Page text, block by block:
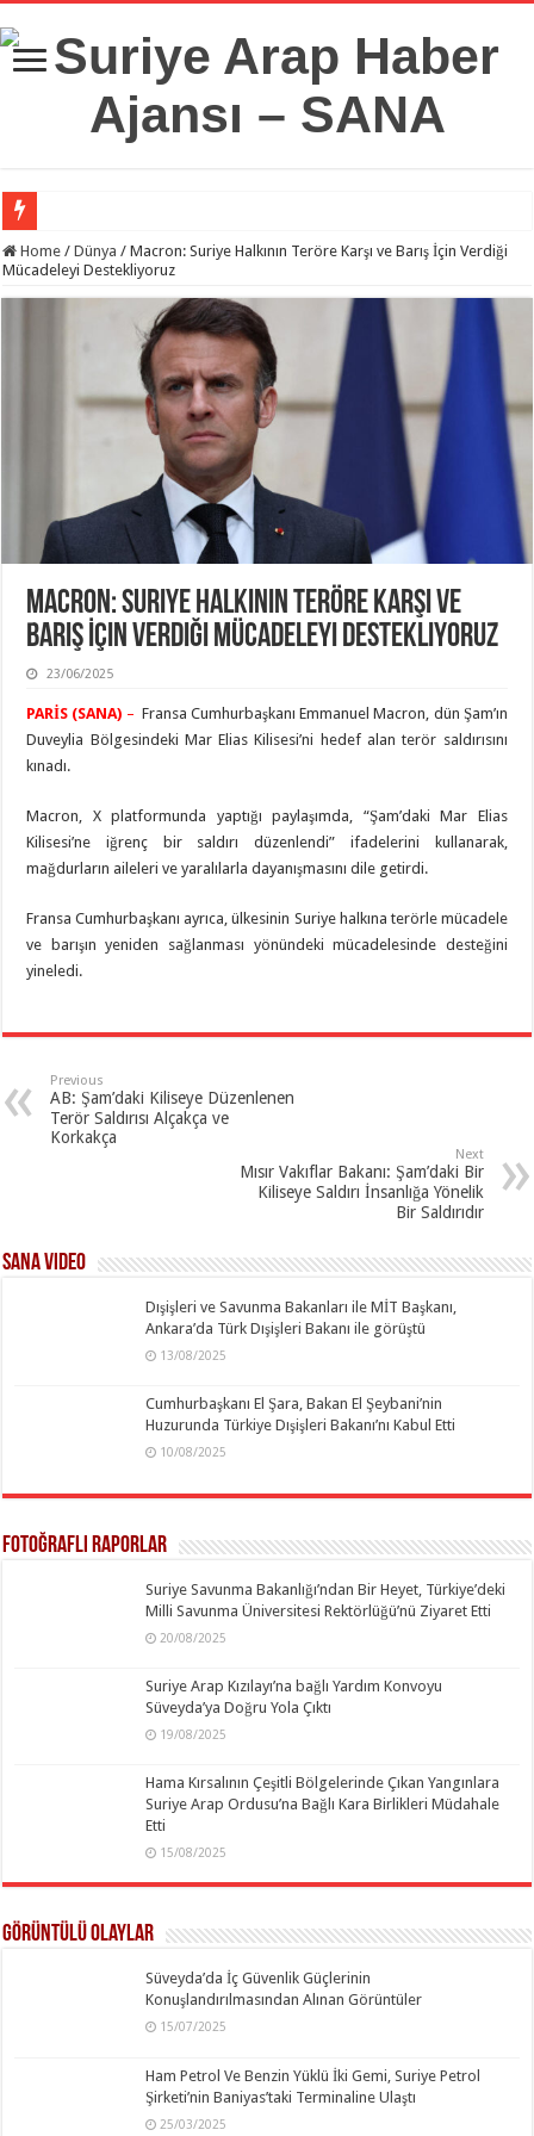
Suriye Savunma Bakanlığı’ndan Bir Heyet, Türkiye’deki Milli Savunma
Home / Dünya / Macron: Suriye Halkının Teröre Karşı ve Barış İçin Verdiği
Mücadeleyi Destekliyoruz
Macron: Suriye Halkının Teröre Karşı ve
Barış İçin Verdiği Mücadeleyi Destekliyoruz
23/06/2025
PARİS (SANA) – Fransa Cumhurbaşkanı Emmanuel Macron, dün Şam’ın
Duveylia Bölgesindeki Mar Elias Kilisesi’ni hedef alan terör saldırısını
kınadı.
Macron, X platformunda yaptığı paylaşımda, “Şam’daki Mar Elias
Kilisesi’ne iğrenç bir saldırı düzenlendi” ifadelerini kullanarak,
mağdurların aileleri ve yaralılarla dayanışmasını dile getirdi.
Fransa Cumhurbaşkanı ayrıca, ülkesinin Suriye halkına terörle mücadele
ve barışın yeniden sağlanması yönündeki mücadelesinde desteğini
yineledi.
Previous
AB: Şam’daki Kiliseye Düzenlenen
Terör Saldırısı Alçakça ve
Korkakça
Next
Mısır Vakıflar Bakanı: Şam’daki Bir
Kiliseye Saldırı İnsanlığa Yönelik
Bir Saldırıdır
SANA Video
Dışişleri ve Savunma Bakanları ile MİT Başkanı,
Ankara’da Türk Dışişleri Bakanı ile görüştü
13/08/2025
Cumhurbaşkanı El Şara, Bakan El Şeybani’nin
Huzurunda Türkiye Dışişleri Bakanı’nı Kabul Etti
10/08/2025
Fotoğraflı Raporlar
Suriye Savunma Bakanlığı’ndan Bir Heyet, Türkiye’deki
Milli Savunma Üniversitesi Rektörlüğü’nü Ziyaret Etti
20/08/2025
Suriye Arap Kızılayı’na bağlı Yardım Konvoyu
Süveyda’ya Doğru Yola Çıktı
19/08/2025
Hama Kırsalının Çeşitli Bölgelerinde Çıkan Yangınlara
Suriye Arap Ordusu’na Bağlı Kara Birlikleri Müdahale
Etti
15/08/2025
Görüntülü Olaylar
Süveyda’da İç Güvenlik Güçlerinin
Konuşlandırılmasından Alınan Görüntüler
15/07/2025
Ham Petrol Ve Benzin Yüklü İki Gemi, Suriye Petrol
Şirketi’nin Baniyas’taki Terminaline Ulaştı
25/03/2025